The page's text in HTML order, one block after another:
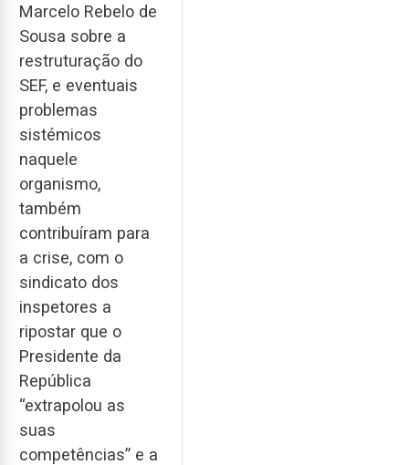
Marcelo Rebelo de
Sousa sobre a
restruturação do
SEF, e eventuais
problemas
sistémicos
naquele
organismo,
também
contribuíram para
a crise, com o
sindicato dos
inspetores a
ripostar que o
Presidente da
República
“extrapolou as
suas
competências” e a